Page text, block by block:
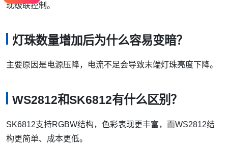
现级联控制。
灯珠数量增加后为什么容易变暗？
主要原因是电源压降，电流不足会导致末端灯珠亮度下降。
WS2812和SK6812有什么区别？
SK6812支持RGBW结构，色彩表现更丰富，而WS2812结
构更简单、成本更低。